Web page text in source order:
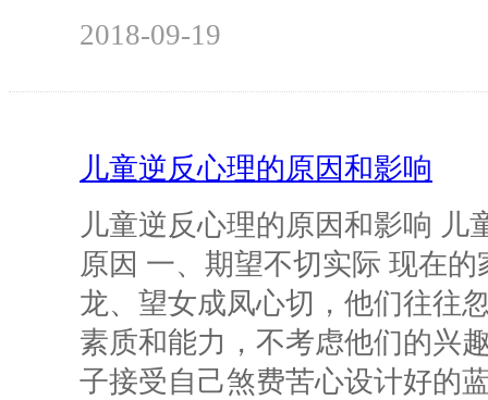
2018-09-19
儿童逆反心理的原因和影响
儿童逆反心理的原因和影响 儿
原因 一、期望不切实际 现在
龙、望女成凤心切，他们往往
素质和能力，不考虑他们的兴
子接受自己煞费苦心设计好的